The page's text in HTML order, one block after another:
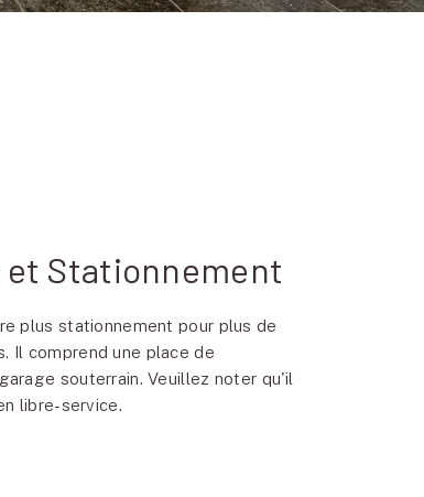
et Stationnement
plus stationnement pour plus de
Il comprend une place de
souterrain. Veuillez noter qu'il
libre-service.